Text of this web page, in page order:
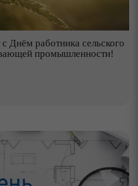
Днём работника сельского
промышленности!